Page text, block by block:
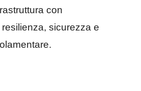
con
sicurezza e